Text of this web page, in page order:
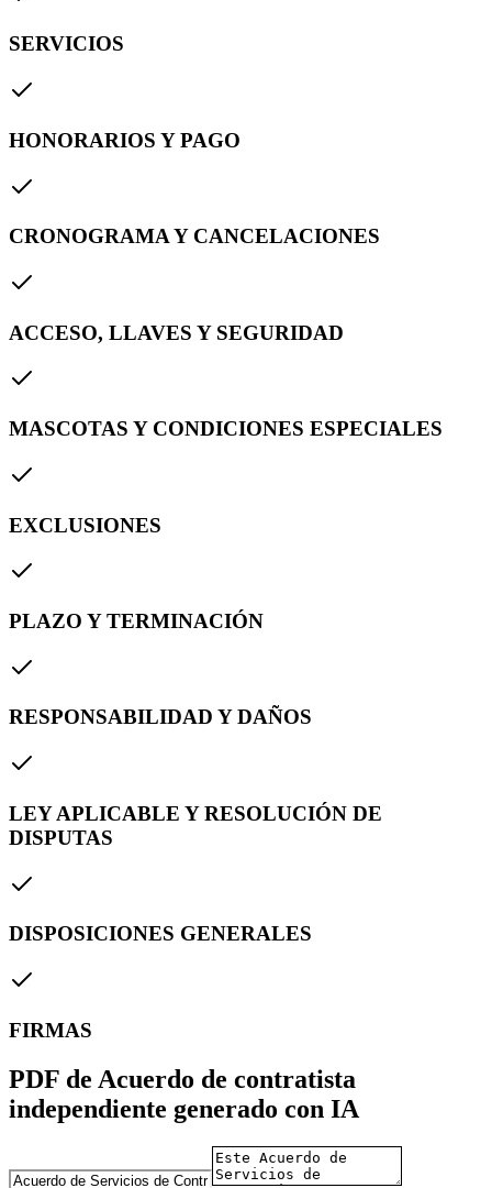
SERVICIOS
HONORARIOS Y PAGO
CRONOGRAMA Y CANCELACIONES
ACCESO, LLAVES Y SEGURIDAD
MASCOTAS Y CONDICIONES ESPECIALES
EXCLUSIONES
PLAZO Y TERMINACIÓN
RESPONSABILIDAD Y DAÑOS
LEY APLICABLE Y RESOLUCIÓN DE
DISPUTAS
DISPOSICIONES GENERALES
FIRMAS
PDF de Acuerdo de contratista
independiente generado con IA